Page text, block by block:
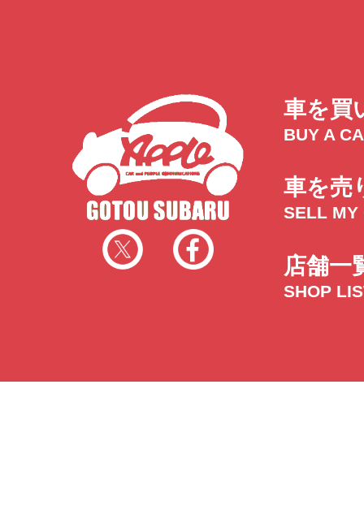
車を買
BUY A
車を売
SELL MY
店舗一
SHOP